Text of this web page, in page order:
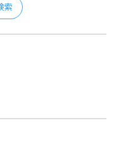
索